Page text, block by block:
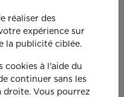
plus
réaliser des
expérience sur
la publicité ciblée.
cookies à l'aide du
continuer sans les
droite. Vous pourrez